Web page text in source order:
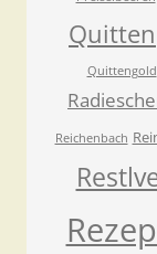
Quitten
Quittengold
Reichenbach